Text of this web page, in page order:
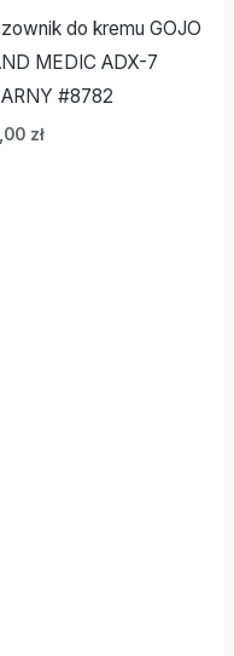
do kremu GOJO
MEDIC ADX-7
#8782
zł